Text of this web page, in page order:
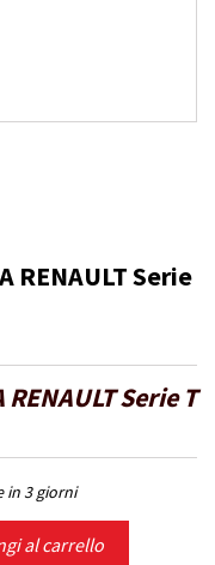
RENAULT Serie
RENAULT Serie T
in 3 giorni
al carrello